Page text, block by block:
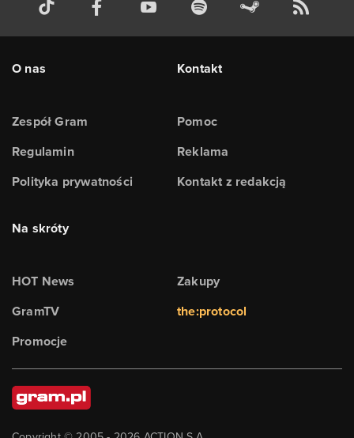
O nas
Zespół Gram
Regulamin
Polityka prywatności
Kontakt
Pomoc
Reklama
Kontakt z redakcją
Na skróty
HOT News
GramTV
Promocje
Zakupy
the:protocol